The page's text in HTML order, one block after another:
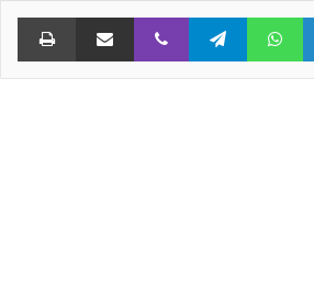
لينكدإنواتساب تيلقرام ڤايبر مشاركة عبر البريد